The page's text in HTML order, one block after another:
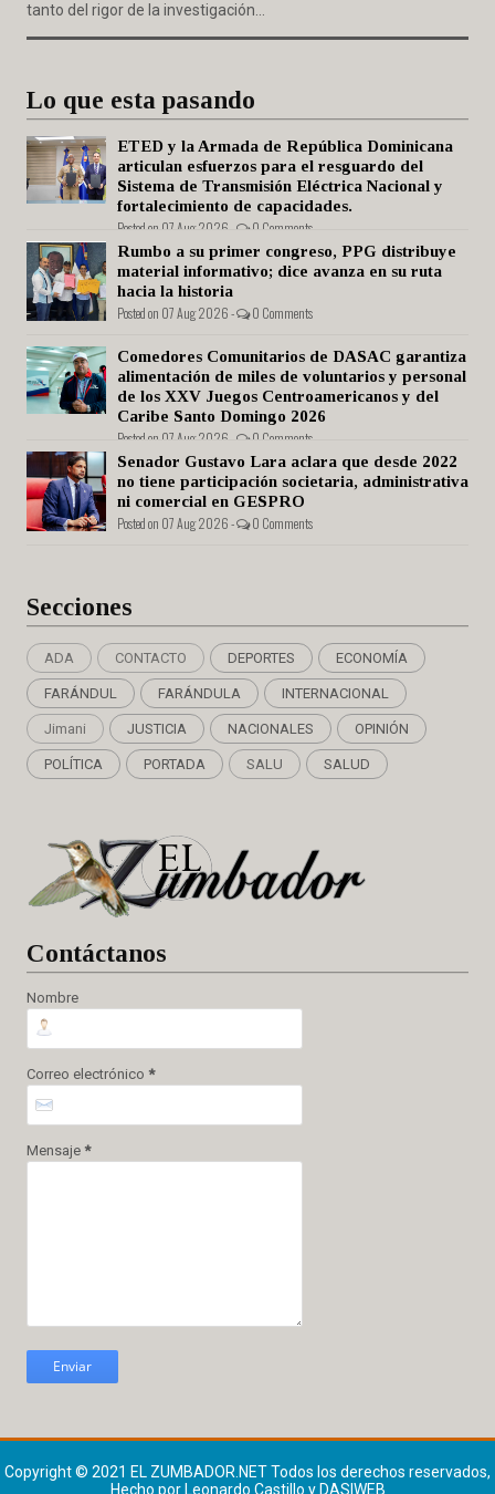
tanto del rigor de la investigación...
Lo que esta pasando
ETED y la Armada de República Dominicana
articulan esfuerzos para el resguardo del
Sistema de Transmisión Eléctrica Nacional y
fortalecimiento de capacidades.
Posted on 07 Aug 2026 - 0 Comments
Rumbo a su primer congreso, PPG distribuye
material informativo; dice avanza en su ruta
hacia la historia
Posted on 07 Aug 2026 - 0 Comments
Comedores Comunitarios de DASAC garantiza
alimentación de miles de voluntarios y personal
de los XXV Juegos Centroamericanos y del
Caribe Santo Domingo 2026
Posted on 07 Aug 2026 - 0 Comments
Senador Gustavo Lara aclara que desde 2022
no tiene participación societaria, administrativa
ni comercial en GESPRO
Posted on 07 Aug 2026 - 0 Comments
Secciones
ADA CONTACTO DEPORTES ECONOMÍA
FARÁNDUL FARÁNDULA INTERNACIONAL
Jimani JUSTICIA NACIONALES OPINIÓN
POLÍTICA PORTADA SALU SALUD
Contáctanos
Nombre
Correo electrónico *
Mensaje *
Copyright © 2021 EL ZUMBADOR.NETTodos los derechos reservados,
Hecho por Leonardo Castillo y DASIWEB